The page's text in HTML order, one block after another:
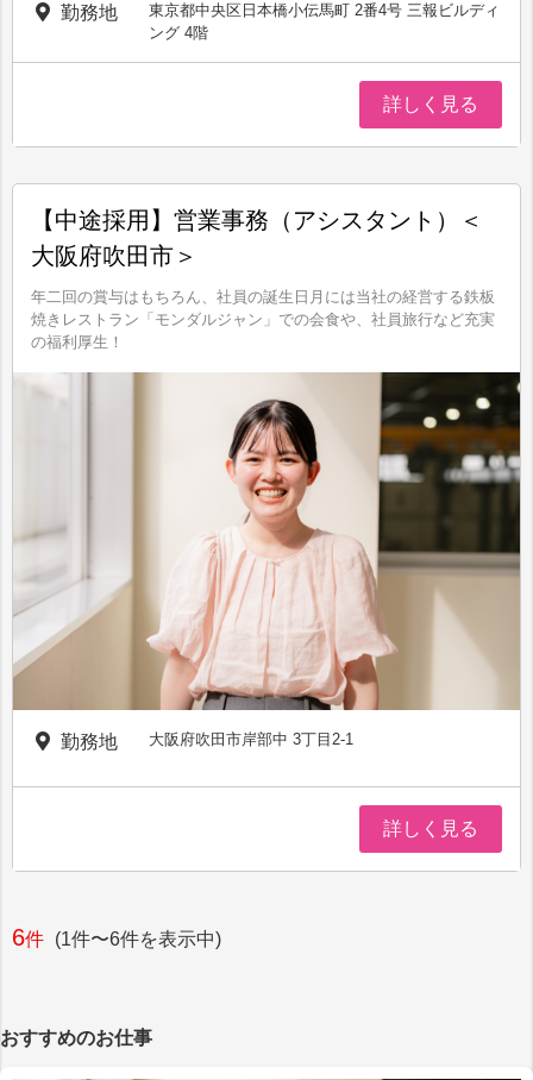
勤務地
東京都中央区日本橋小伝馬町 2番4号 三報ビルディ
ング 4階
詳しく見る
【中途採用】営業事務（アシスタント）＜
大阪府吹田市＞
年二回の賞与はもちろん、社員の誕生日月には当社の経営する鉄板
焼きレストラン「モンダルジャン」での会食や、社員旅行など充実
の福利厚生！
勤務地 大阪府吹田市岸部中 3丁目2-1
詳しく見る
6件 (1件〜6件を表示中)
おすすめのお仕事